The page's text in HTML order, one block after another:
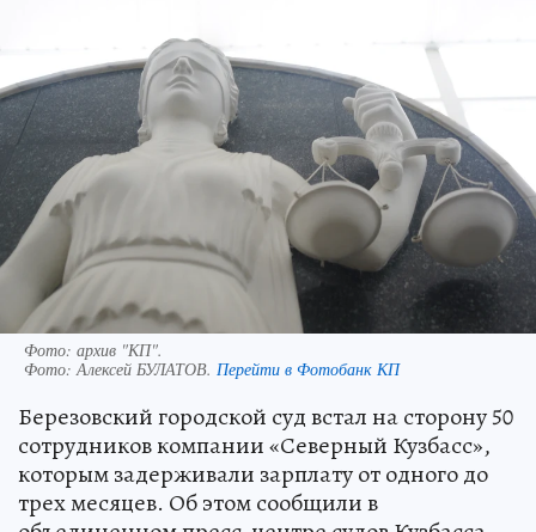
Фото: архив "КП".
Фото: Алексей БУЛАТОВ. Перейти в Фотобанк КП
Березовский городской суд встал на сторону 50
сотрудников компании «Северный Кузбасс»,
которым задерживали зарплату от одного до
трех месяцев. Об этом сообщили в